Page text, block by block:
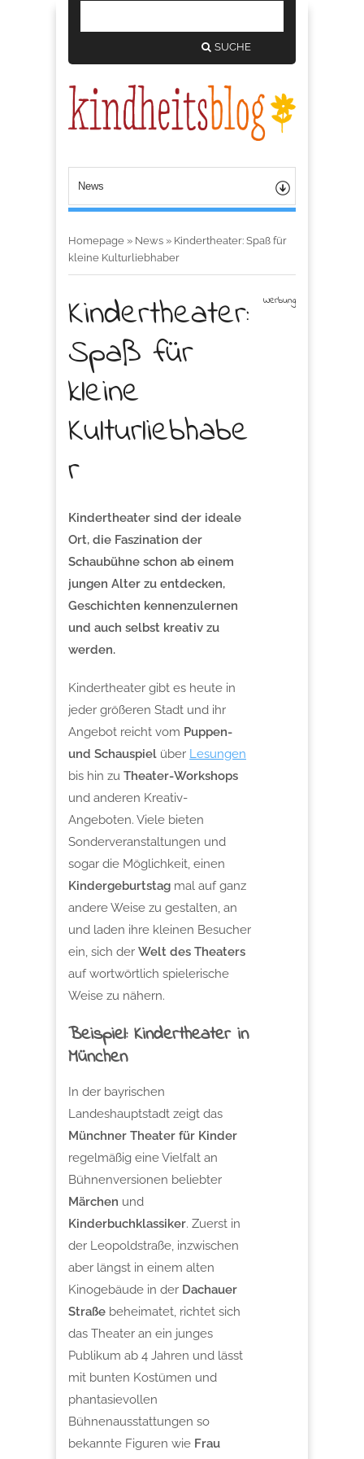
SUCHE
Homepage » News » Kindertheater: Spaß für
kleine Kulturliebhaber
Kindertheater:
Spaß für
kleine
Kulturliebhabe
r
Werbung
Kindertheater sind der ideale
Ort, die Faszination der
Schaubühne schon ab einem
jungen Alter zu entdecken,
Geschichten kennenzulernen
und auch selbst kreativ zu
werden.
Kindertheater gibt es heute in
jeder größeren Stadt und ihr
Angebot reicht vom Puppen-
und Schauspiel über Lesungen
bis hin zu Theater-Workshops
und anderen Kreativ-
Angeboten. Viele bieten
Sonderveranstaltungen und
sogar die Möglichkeit, einen
Kindergeburtstag mal auf ganz
andere Weise zu gestalten, an
und laden ihre kleinen Besucher
ein, sich der Welt des Theaters
auf wortwörtlich spielerische
Weise zu nähern.
Beispiel: Kindertheater in
München
In der bayrischen
Landeshauptstadt zeigt das
Münchner Theater für Kinder
regelmäßig eine Vielfalt an
Bühnenversionen beliebter
Märchen und
Kinderbuchklassiker. Zuerst in
der Leopoldstraße, inzwischen
aber längst in einem alten
Kinogebäude in der Dachauer
Straße beheimatet, richtet sich
das Theater an ein junges
Publikum ab 4 Jahren und lässt
mit bunten Kostümen und
phantasievollen
Bühnenausstattungen so
bekannte Figuren wie Frau